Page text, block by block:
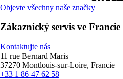
Objevte všechny naše značky
Zákaznický servis ve Francie
Kontaktujte nás
11 rue Bernard Maris
37270 Montlouis-sur-Loire, Francie
+33 1 86 47 62 58